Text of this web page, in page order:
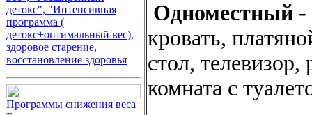
детокс", "Интенсивная
программа (
детокс+оптимальный вес),
здоровое старение,
восстановление здоровья
Программы снижения веса
Одноместный -
кровать,
стол,
комната с